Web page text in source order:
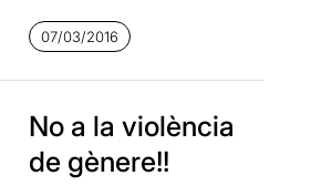
i es prepara per iniciar
l’autòpsia de la Raquel
(Míriam Marcet), que
amb una sobredosi de
barbitúrics.
07/03/2016
No a la violència
de gènere!!